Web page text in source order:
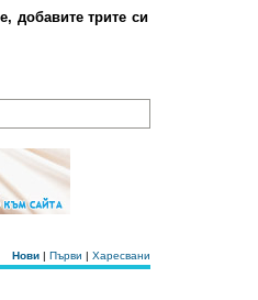
добавите трите си
Нови | Първи | Харесвани